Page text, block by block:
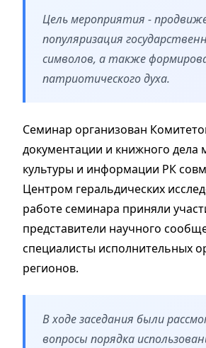
Цель мероприятия -
популяризация
символов, а также
патриотического духа.
Семинар организован
документации и книжного дела
культуры и информации РК
Центром геральдических
работе семинара приняли
представители научного
специалисты исполнительных
регионов.
В ходе заседания были
вопросы порядка